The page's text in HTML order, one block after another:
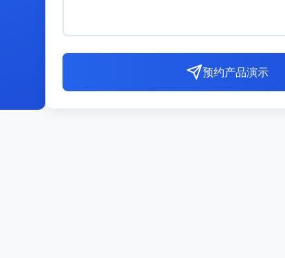
预约产品演示